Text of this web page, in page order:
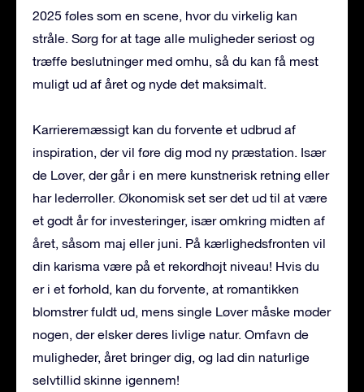
2025 føles som en scene, hvor du virkelig kan
stråle. Sørg for at tage alle muligheder seriøst og
træffe beslutninger med omhu, så du kan få mest
muligt ud af året og nyde det maksimalt.
Karrieremæssigt kan du forvente et udbrud af
inspiration, der vil føre dig mod ny præstation. Især
de Løver, der går i en mere kunstnerisk retning eller
har lederroller. Økonomisk set ser det ud til at være
et godt år for investeringer, især omkring midten af
året, såsom maj eller juni. På kærlighedsfronten vil
din karisma være på et rekordhøjt niveau! Hvis du
er i et forhold, kan du forvente, at romantikken
blomstrer fuldt ud, mens single Løver måske møder
nogen, der elsker deres livlige natur. Omfavn de
muligheder, året bringer dig, og lad din naturlige
selvtillid skinne igennem!